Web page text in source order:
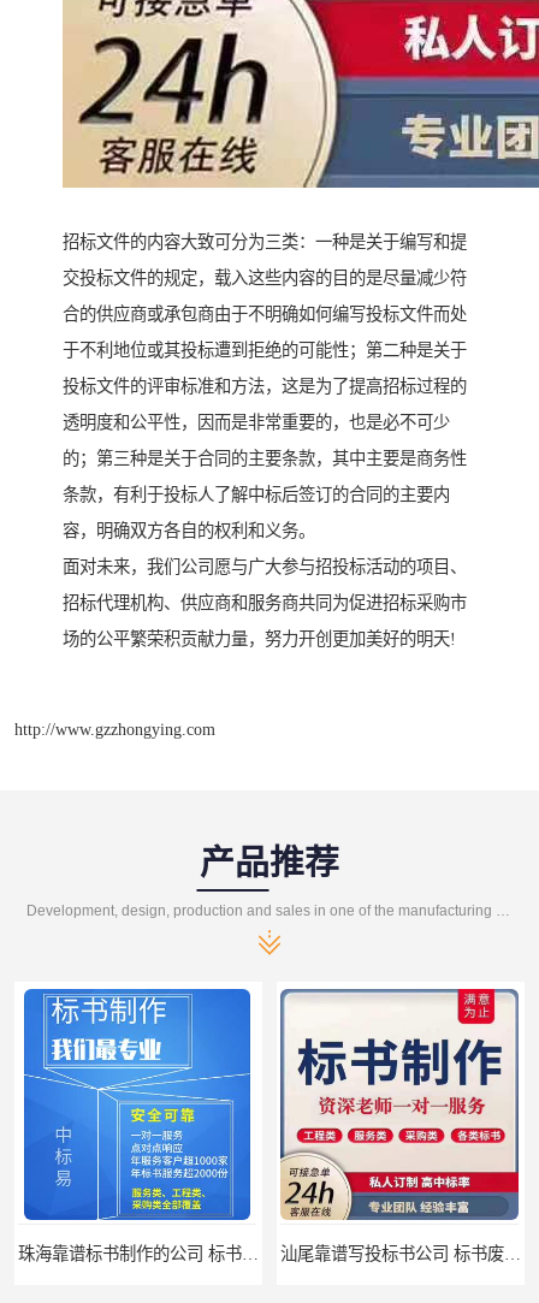
招标文件的内容大致可分为三类：一种是关于编写和提
交投标文件的规定，载入这些内容的目的是尽量减少符
合的供应商或承包商由于不明确如何编写投标文件而处
于不利地位或其投标遭到拒绝的可能性；第二种是关于
投标文件的评审标准和方法，这是为了提高招标过程的
透明度和公平性，因而是非常重要的，也是必不可少
的；第三种是关于合同的主要条款，其中主要是商务性
条款，有利于投标人了解中标后签订的合同的主要内
容，明确双方各自的权利和义务。
面对未来，我们公司愿与广大参与招投标活动的项目、
招标代理机构、供应商和服务商共同为促进招标采购市
场的公平繁荣积贡献力量，努力开创更加美好的明天!
http://www.gzzhongying.com
产品推荐